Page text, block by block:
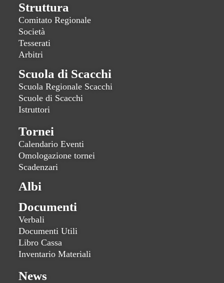
Struttura
Comitato Regionale
Società
Tesserati
Arbitri
Scuola di Scacchi
Scuola Regionale Scacchi
Scuole di Scacchi
Istruttori
Tornei
Calendario Eventi
Omologazione tornei
Scadenzari
Albi
Documenti
Verbali
Documenti Utili
Libro Cassa
Inventario Materiali
News